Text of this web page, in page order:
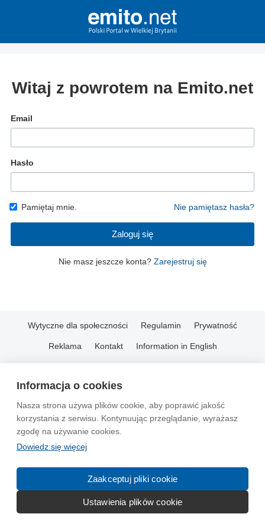
Informacja o cookies
Nasza strona używa plików cookie, aby poprawić jakość
korzystania z serwisu. Kontynuując przeglądanie, wyrażasz
zgodę na używanie cookies.
Dowiedz się więcej
Zaakceptuj pliki cookie
Ustawienia plików cookie
Witaj z powrotem na Emito.net
Email
Hasło
Pamiętaj mnie. Nie pamiętasz hasła?
Zaloguj się
Nie masz jeszcze konta? Zarejestruj się
Wytyczne dla społeczności Regulamin Prywatność
Reklama Kontakt Information in English